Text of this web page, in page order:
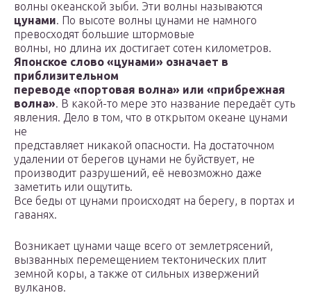
волны океанской зыби. Эти волны называются
цунами. По высоте волны цунами не намного
превосходят большие штормовые
волны, но длина их достигает сотен километров.
Японское слово «цунами» означает в
приблизительном
переводе «портовая волна» или «прибрежная
волна». В какой-то мере это название передаёт суть
явления. Дело в том, что в открытом океане цунами
не
представляет никакой опасности. На достаточном
удалении от берегов цунами не буйствует, не
производит разрушений, её невозможно даже
заметить или ощутить.
Все беды от цунами происходят на берегу, в портах и
гаванях.
Возникает цунами чаще всего от землетрясений,
вызванных перемещением тектонических плит
земной коры, а также от сильных извержений
вулканов.